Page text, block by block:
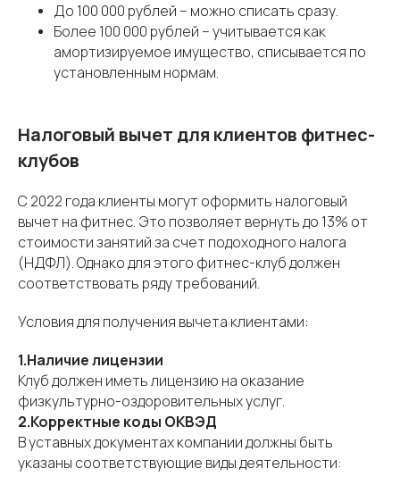
До 100 000 рублей – можно списать сразу.
Более 100 000 рублей – учитывается как
амортизируемое имущество, списывается по
установленным нормам.
Налоговый вычет для клиентов фитнес-
клубов
С 2022 года клиенты могут оформить налоговый
вычет на фитнес. Это позволяет вернуть до 13% от
стоимости занятий за счет подоходного налога
(НДФЛ). Однако для этого фитнес-клуб должен
соответствовать ряду требований.
Условия для получения вычета клиентами:
1.Наличие лицензии
Клуб должен иметь лицензию на оказание
физкультурно-оздоровительных услуг.
2.Корректные коды ОКВЭД
В уставных документах компании должны быть
указаны соответствующие виды деятельности: